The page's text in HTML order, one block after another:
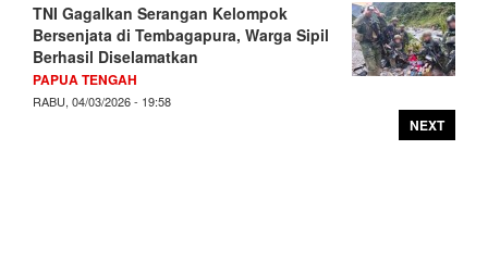
TNI Gagalkan Serangan Kelompok
Bersenjata di Tembagapura, Warga Sipil
Berhasil Diselamatkan
PAPUA TENGAH
RABU, 04/03/2026 - 19:58
NEXT